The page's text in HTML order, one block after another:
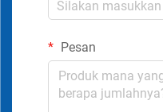
Pesan